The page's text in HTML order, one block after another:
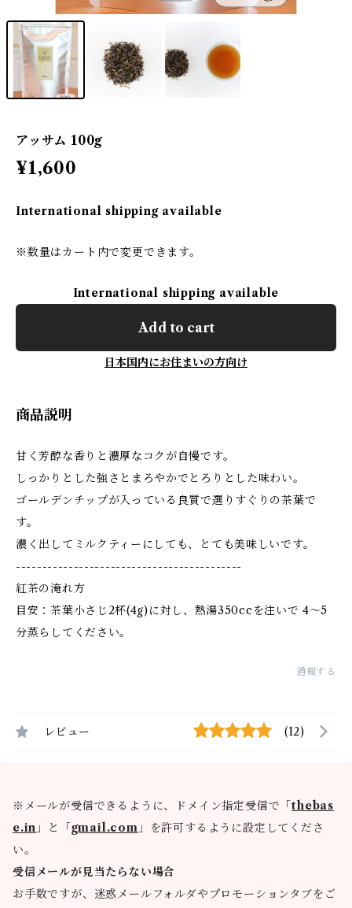
アッサム 100g
¥1,600
International shipping available
※数量はカート内で変更できます。
International shipping available
Add to cart
日本国内にお住まいの方向け
商品説明
甘く芳醇な香りと濃厚なコクが自慢です。
しっかりとした強さとまろやかでとろりとした味わい。
ゴールデンチップが入っている良質で選りすぐりの茶葉で
す。
濃く出してミルクティーにしても、とても美味しいです。
-------------------------------------------
紅茶の淹れ方
目安：茶葉小さじ2杯(4g)に対し、熱湯350ccを注いで 4〜5
分蒸らしてください。
通報する
レビュー (12)
※メールが受信できるように、ドメイン指定受信で「thebas
e.in 」と「gmail.com 」を許可するように設定してくださ
い。
受信メールが見当たらない場合
お手数ですが、迷惑メールフォルダやプロモーションタブをご